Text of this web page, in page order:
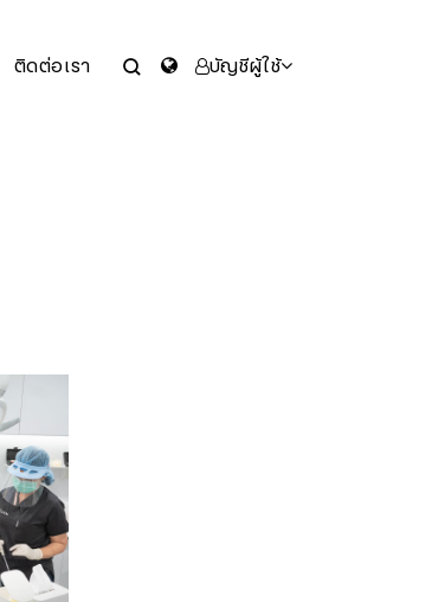
ติดต่อเรา บัญชีผู้ใช้